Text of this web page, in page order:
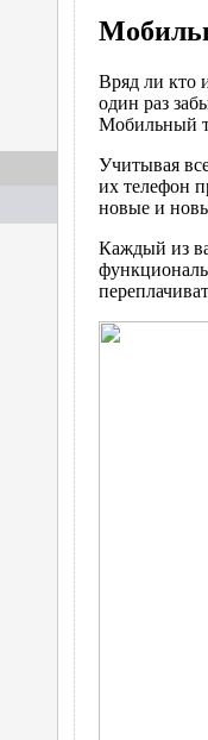
Вряд ли кто
один раз
Мобильный
Учитывая
их телефон
новые и
Каждый из